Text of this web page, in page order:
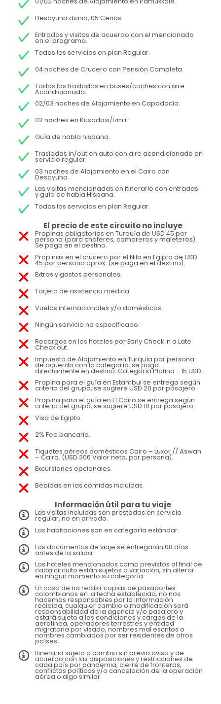
Desayuno diario, 05 Cenas.
Entradas y visitas de acuerdo con el mencionado
en el programa.
Todos los servicios en plan Regular.
04 noches de Crucero con Pensión Completa.
Todos los traslados en buses/coches con aire-
Acondicionado.
02/03 noches de Alojamiento en Capadocia.
02 noches en Kusadasi/Izmir.
Guía de habla hispana.
Traslados in/out en auto con aire acondicionado en
servicio regular.
03 noches de Alojamiento en el Cairo con
Desayuno.
Las visitas mencionadas en itinerario con entradas
y guía de habla Hispana.
Todos los servicios en plan Regular.
El precio de este circuito no incluye
Propinas obligatorias en Turquía de USD 45 por
persona (para choferes, camareros y maleteros).
Se paga en el destino.
Propinas en el crucero por el Nilo en Egipto de USD
45 por persona aprox. (se paga en el destino).
Extras y gastos personales.
Tarjeta de asistencia médica.
Vuelos internacionales y/o domésticos.
Ningún servicio no especificado.
Recargos en los hoteles por Early Check in o Late
Check out.
Impuesto de Alojamiento en Turquía por persona
de acuerdo con la categoría, se paga
directamente en destino: Categoría Platino - 15 USD.
Propina para el guía en Estambul se entrega según
criterio del grupo, se sugiere USD 20 por pasajero.
Propina para el guía en El Cairo se entrega según
criterio del grupo, se sugiere USD 10 por pasajero.
Visa de Egipto.
2% Fee bancario.
Tiquetes aéreos domésticos Cairo – Luxor // Aswan
– Cairo. (USD 306 Valor neto, por persona).
Excursiones opcionales.
Bebidas en las comidas incluidas.
Información útil para tu viaje
Las visitas incluidas son prestadas en servicio
regular, no en privado.
Las habitaciones son en categoría estándar.
Los documentos de viaje se entregarán 08 días
antes de la salida.
Los hoteles mencionados como previstos al final de
cada circuito están sujetos a variación, sin alterar
en ningún momento su categoría.
En caso de no recibir copias de pasaportes
colombianos en la fecha establecida, no nos
hacemos responsables por la información
recibida, cualquier cambio o modificación será
responsabilidad de la agencia y/o pasajero y
estará sujeto a las condiciones y cargos de la
aerolínea, operadores terrestres y entidad
migratoria por visado, nombres mal escritos o
nombres cambiados por ser residentes de otros
países.
Itinerario sujeto a cambio sin previo aviso y de
acuerdo con las disposiciones y restricciones de
cada país por pandemia, cierre de fronteras,
conflictos políticos y/o cancelación de la operación
aérea o algo similar.